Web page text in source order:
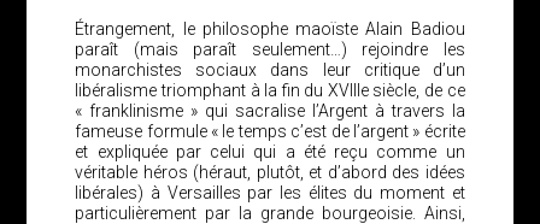
Étrangement, le philosophe maoïste Alain Badiou
paraît (mais paraît seulement…) rejoindre les
monarchistes sociaux dans leur critique d’un
libéralisme triomphant à la fin du XVIIIe siècle, de ce
« franklinisme » qui sacralise l’Argent à travers la
fameuse formule « le temps c’est de l’argent » écrite
et expliquée par celui qui a été reçu comme un
véritable héros (héraut, plutôt, et d’abord des idées
libérales) à Versailles par les élites du moment et
particulièrement par la grande bourgeoisie. Ainsi,